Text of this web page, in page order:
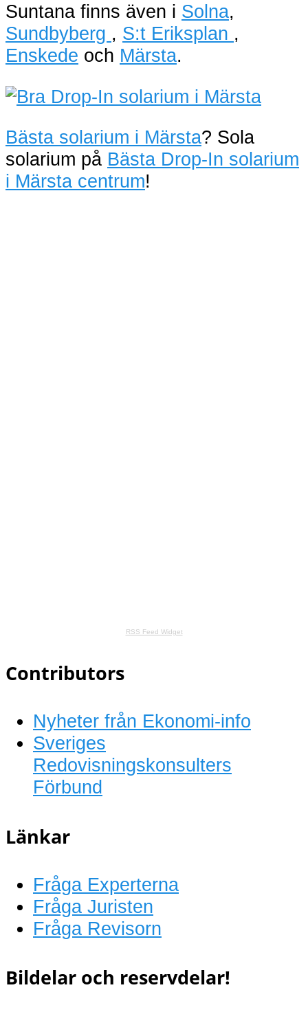
Suntana finns även i Solna,
Sundbyberg , S:t Eriksplan ,
Enskede och Märsta.
Bästa solarium i Märsta? Sola
solarium på Bästa Drop-In solarium
i Märsta centrum!
RSS Feed Widget
Contributors
Nyheter från Ekonomi-info
Sveriges
Redovisningskonsulters
Förbund
Länkar
Fråga Experterna
Fråga Juristen
Fråga Revisorn
Bildelar och reservdelar!